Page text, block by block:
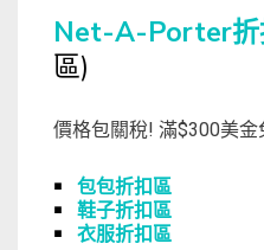
Net-A-Porter折
區)
價格包關稅! 滿$300美
￭ 包包折扣區
￭ 鞋子折扣區
￭ 衣服折扣區